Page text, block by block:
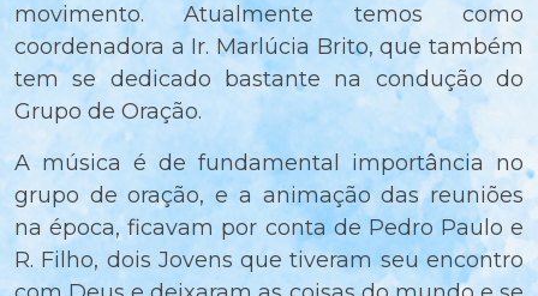
movimento. Atualmente temos como
coordenadora a Ir. Marlúcia Brito, que também
tem se dedicado bastante na condução do
Grupo de Oração.
A música é de fundamental importância no
grupo de oração, e a animação das reuniões
na época, ficavam por conta de Pedro Paulo e
R. Filho, dois Jovens que tiveram seu encontro